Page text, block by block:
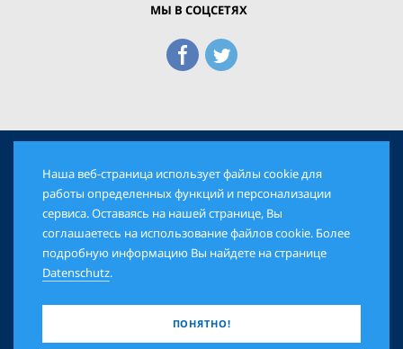
МЫ В СОЦСЕТЯХ
© 2026 Еврейская Панорама. Все права защищены
AGB DATENSCHUTZ IMPRESSUM
Наша веб-страница использует файлы cookie для
работы определенных функций и персонализации
сервиса. Оставаясь на нашей странице, Вы
соглашаетесь на использование файлов cookie. Более
подробную информацию Вы найдете на странице
Datenschutz.
ПОНЯТНО!